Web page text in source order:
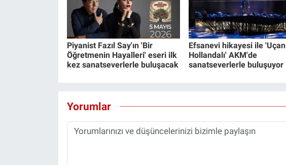
Piyanist Fazıl Say'ın 'Bir
Öğretmenin Hayalleri' eseri ilk
kez sanatseverlerle buluşacak
Efsanevi hikayesi ile 'Uçan
Hollandalı' AKM'de
sanatseverlerle buluşuyor
Yorumlar